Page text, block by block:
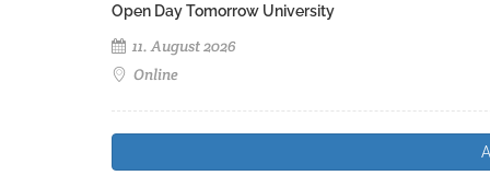
Open Day Tomorrow University
11. August 2026
Online